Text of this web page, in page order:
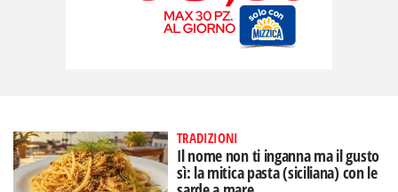
TRADIZIONI
Il nome non ti inganna ma il gusto
sì: la mitica pasta (siciliana) con le